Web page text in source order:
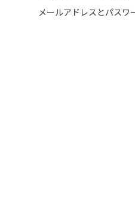
メールアドレスとパスワ